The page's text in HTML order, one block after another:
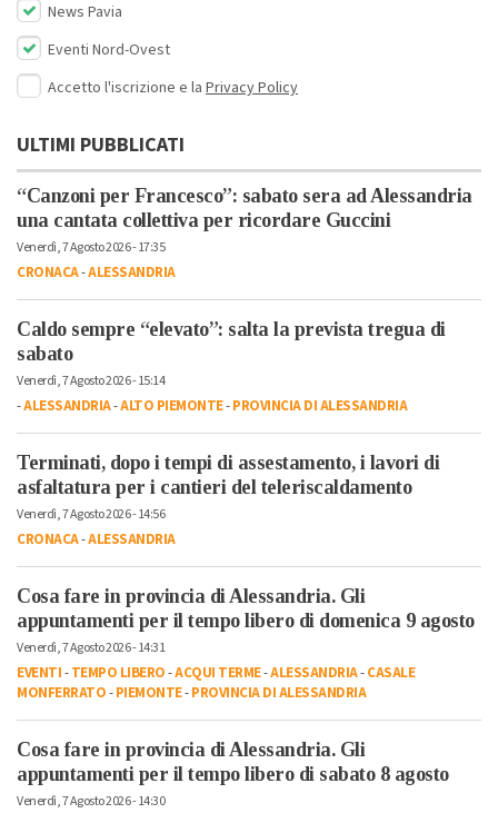
News Pavia
Eventi Nord-Ovest
Accetto l'iscrizione e la Privacy Policy
ULTIMI PUBBLICATI
“Canzoni per Francesco”: sabato sera ad Alessandria
una cantata collettiva per ricordare Guccini
Venerdì, 7 Agosto 2026 - 17:35
CRONACA-ALESSANDRIA
Caldo sempre “elevato”: salta la prevista tregua di
sabato
Venerdì, 7 Agosto 2026 - 15:14
-ALESSANDRIA-ALTO PIEMONTE-PROVINCIA DI ALESSANDRIA
Terminati, dopo i tempi di assestamento, i lavori di
asfaltatura per i cantieri del teleriscaldamento
Venerdì, 7 Agosto 2026 - 14:56
CRONACA-ALESSANDRIA
Cosa fare in provincia di Alessandria. Gli
appuntamenti per il tempo libero di domenica 9 agosto
Venerdì, 7 Agosto 2026 - 14:31
EVENTI-TEMPO LIBERO-ACQUI TERME-ALESSANDRIA-CASALE
MONFERRATO-PIEMONTE-PROVINCIA DI ALESSANDRIA
Cosa fare in provincia di Alessandria. Gli
appuntamenti per il tempo libero di sabato 8 agosto
Venerdì, 7 Agosto 2026 - 14:30